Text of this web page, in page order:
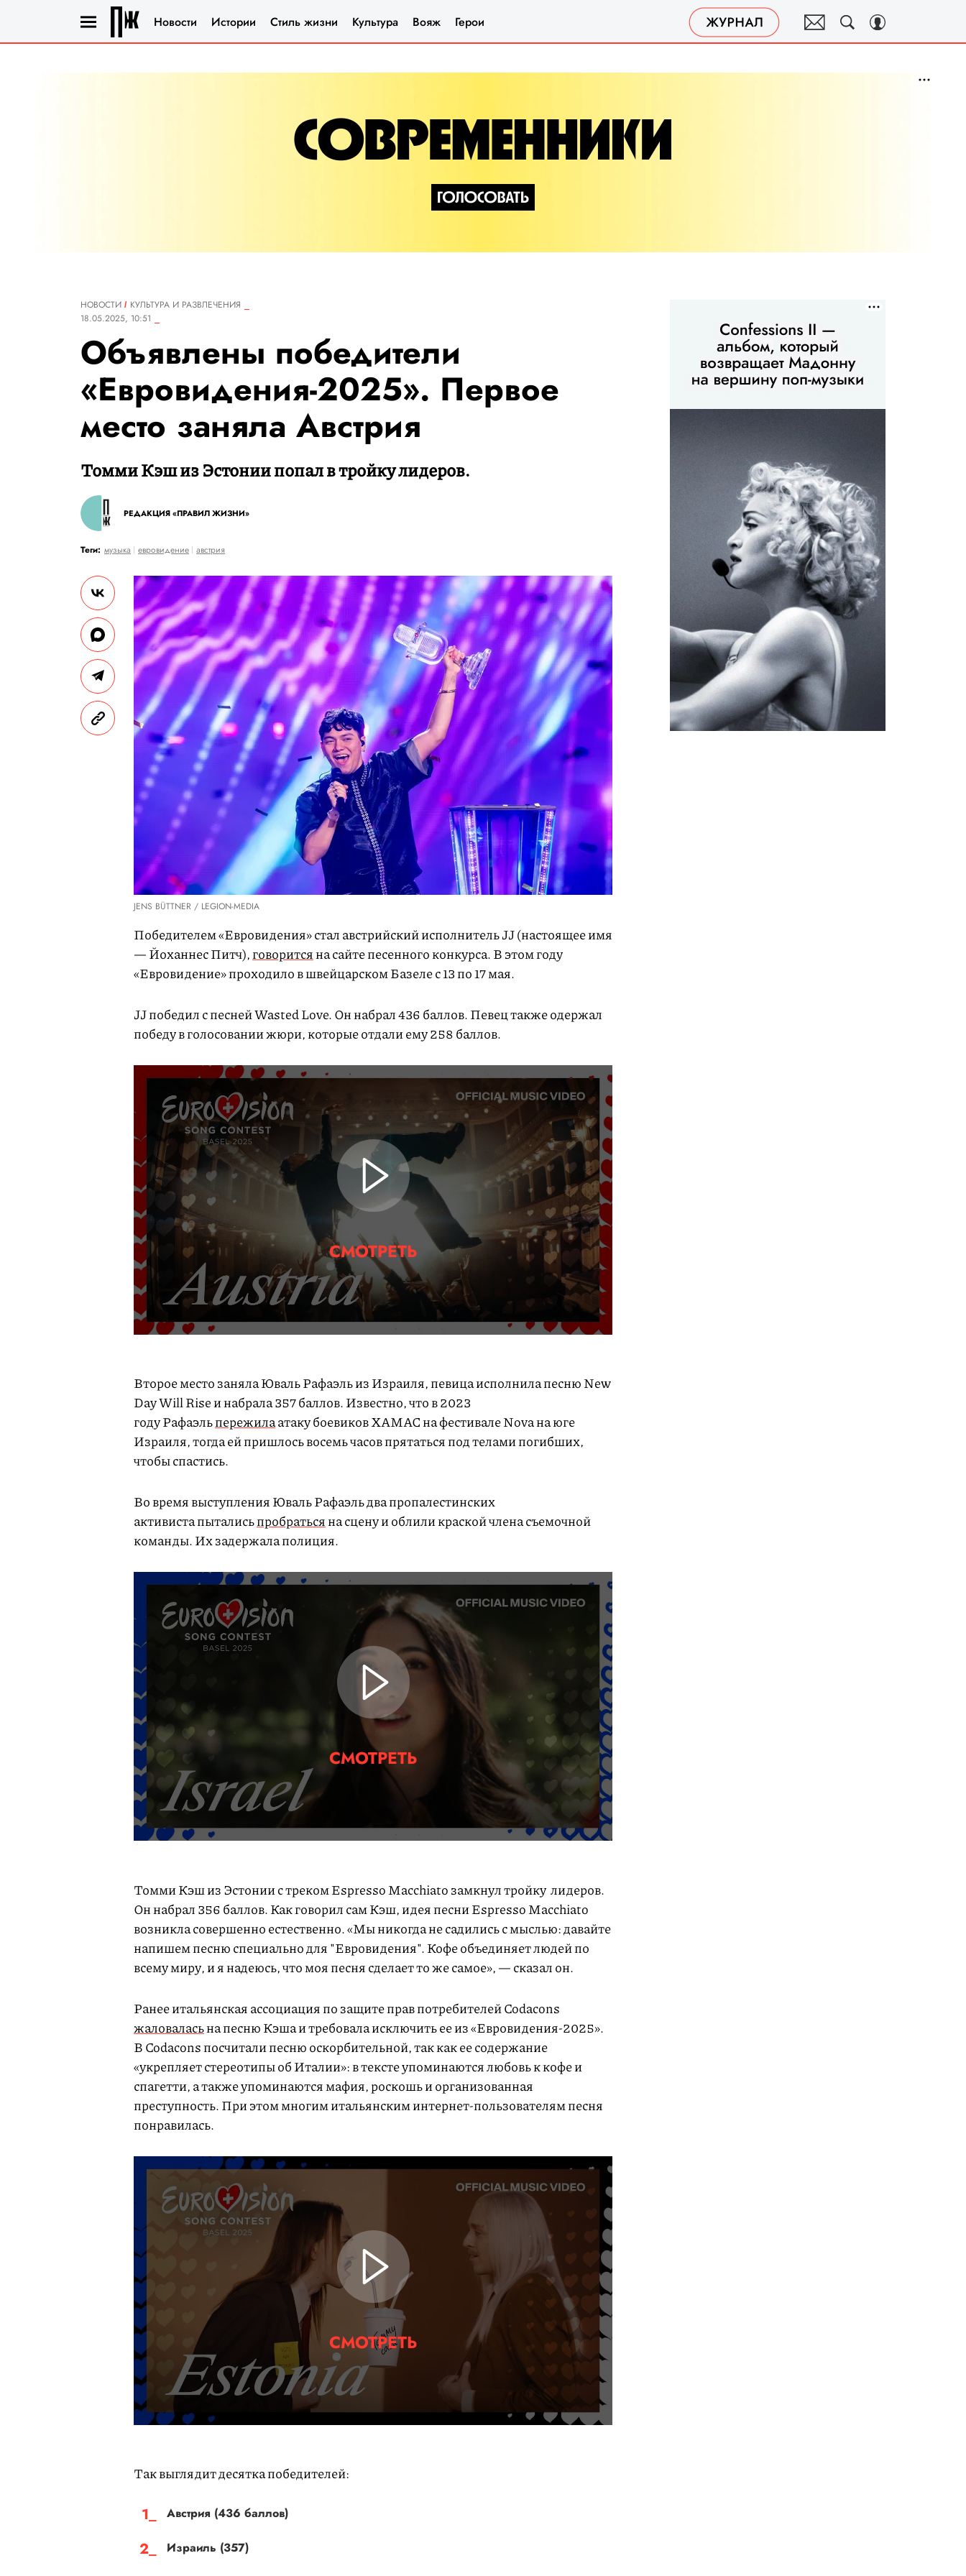
Новости Истории Стиль жизни Культура Вояж Герои
НОВОСТИ
КУЛЬТУРА И РАЗВЛЕЧЕНИЯ
18.05.2025, 10:51
Объявлены победители
«Евровидения-2025». Первое
место заняла Австрия
Томми Кэш из Эстонии попал в тройку лидеров.
РЕДАКЦИЯ «ПРАВИЛ ЖИЗНИ»
Теги: музыка евровидение австрия
JENS BÜTTNER / LEGION-MEDIA
Победителем «Евровидения» стал австрийский исполнитель JJ (настоящее имя
— Йоханнес Питч),говоритсяна сайте песенного конкурса. В этом году
«Евровидение» проходило в швейцарском Базеле с 13 по 17 мая.
JJ победил с песней Wasted Love. Он набрал 436 баллов. Певец также одержал
победу в голосовании жюри, которые отдали ему 258 баллов.
СМОТРЕТЬ
Второе место заняла Юваль Рафаэль из Израиля, певица исполнила песню New
Day Will Rise и набрала 357 баллов. Известно, что в 2023
году Рафаэльпережилаатаку боевиков ХАМАС на фестивале Nova на юге
Израиля, тогда ей пришлось восемь часов прятаться под телами погибших,
чтобы спастись.
Во время выступления Юваль Рафаэль два пропалестинских
активиста пыталисьпробратьсяна сцену и облили краской члена съемочной
команды. Их задержала полиция.
СМОТРЕТЬ
Томми Кэш из Эстонии c треком Espresso Macchiato замкнул тройку лидеров.
Он набрал 356 баллов. Как говорил сам Кэш, идея песни Espresso Macchiato
возникла совершенно естественно. «Мы никогда не садились с мыслью: давайте
напишем песню специально для "Евровидения". Кофе объединяет людей по
всему миру, и я надеюсь, что моя песня сделает то же самое», — сказал он.
Ранее итальянская ассоциация по защите прав потребителей Codacons
жаловаласьна песню Кэша и требовала исключить ее из «Евровидения-2025».
В Codacons посчитали песню оскорбительной, так как ее содержание
«укрепляет стереотипы об Италии»: в тексте упоминаются любовь к кофе и
спагетти, а также упоминаются мафия, роскошь и организованная
преступность. При этом многим итальянским интернет-пользователям песня
понравилась.
СМОТРЕТЬ
Так выглядит десятка победителей:
Австрия (436 баллов)
Израиль (357)